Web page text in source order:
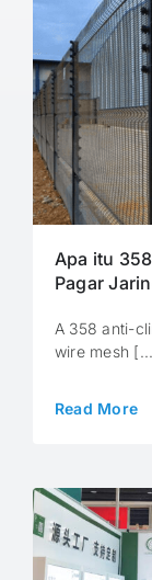
Apa itu
Pagar
A 358 anti-
wire mesh
Read More